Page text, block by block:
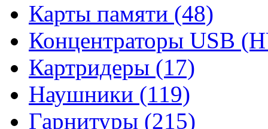
Карты памяти (48)
Концентраторы USB
Картридеры (17)
Наушники (119)
Гарнитуры (215)